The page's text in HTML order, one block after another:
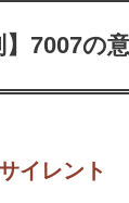
】7007の
イレント